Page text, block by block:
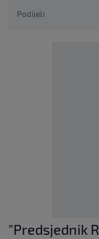
Podijeli
"Predsjednik